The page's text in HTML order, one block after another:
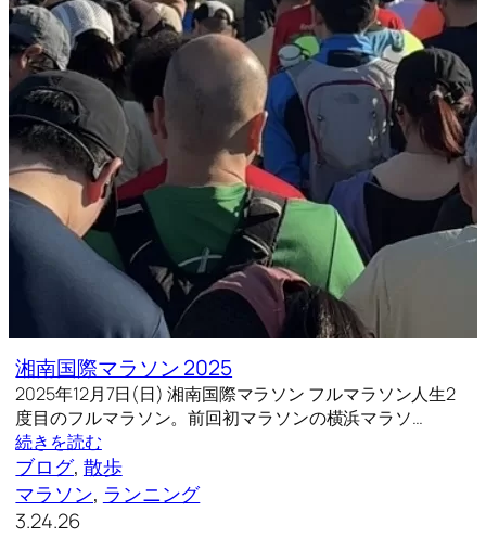
湘南国際マラソン 2025
2025年12月7日(日) 湘南国際マラソン フルマラソン人生2
度目のフルマラソン。前回初マラソンの横浜マラソ…
続きを読む
ブログ, 散歩
マラソン, ランニング
3.24.26